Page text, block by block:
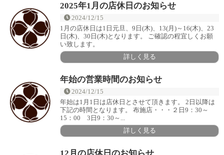
2025年1月の店休日のお知らせ
2024/12/15
1月の店休日は1日元旦、9日(木)、13(月)～16(木)、23
日(木)、30日(木)となります。 ご確認の程宜しくお願
い致します。
詳しく見る
年始の営業時間のお知らせ
2024/12/15
年始は1月1日は店休日とさせて頂きます。 2日以降は
下記の時間となります。 布施店・・・２日9：30～
15：00 3日9：30～...
詳しく見る
12月の店休日のお知らせ